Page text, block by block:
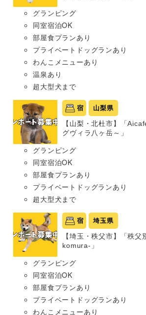
グランピング
同室宿泊OK
部屋食プランあり
プライベートドッグランあり
わんこメニューあり
温泉あり
超大型犬まで
宿 山梨県
【山梨・北杜市】「
グヴィラ八ヶ岳～」
グランピング
同室宿泊OK
部屋食プランあり
プライベートドッグランあり
超大型犬まで
宿 埼玉県
【埼玉・秩父市】「秩父
komura-」
グランピング
同室宿泊OK
部屋食プランあり
プライベートドッグランあり
わんこメニューあり